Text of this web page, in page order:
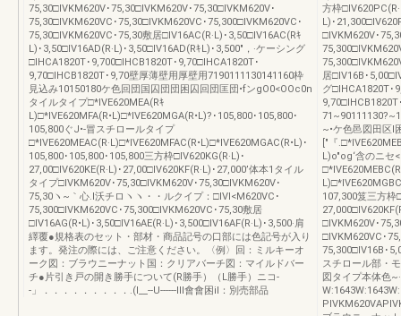
75,30□IVKM620V･75,30□IVKM620V･75,30□IVKM620V･
75,30□IVKM620VC･75,30□IVKM620VC･75,300□IVKM620VC･
75,30□IVKM620VC･75,30敷居□IV16AC(R·L)･3,50□IV16AC(Rｷ
L)･3,50□IV16AD(R·L)･3,50□IV16AD(RｷL)･3,500"，·ケーシング
□IHCA1820T･9,700□IHCB1820T･9,70□IHCA1820T･
9,70□IHCB1820T･9,70壁厚薄壁用厚壁用7190111130141160枠
見込み10150180ケ色回団国囚団団困囚回団匡団•fンgO0<OOc0n
タイルタイプ□*IVE620MEA(Rｷ
L)□*IVE620MFA(R•L)□*IVE620MGA(R•L)?･105,800･105,800･
105,800ぐJ•-冒スチロールタイプ
□*IVE620MEAC(R·L)□*IVE620MFAC(R•L)□*IVE620MGAC(R•L)･
105,800･105,800･105,800三方枠□IV620KG(R·L)･
27,00□IV620KE(R·L)･27,00□IV620KF(R·L)･27,000’体本1タイル
タイプ□IVKM620V･75,30□IVKM620V･75,30□IVKM620V･
75,30ヽ~｀心.I沃チロヽヽ・・ルクイプ：□IVl<M620VC･
75,300□IVKM620VC･75,300□IVKM620VC･75,30敷居
□IV16AG(R•L)･3,50□IV16AE(R·L)･3,500□IV16AF(R·L)･3,500·肩
繹覆●規格表のセット・部材・商品記号の口部には色記号が入り
ます。発注の際には、ご注意ください。〈例〉回：ミルキーオ
ーク図：ブラウニーナット国：クリアバーチ図：マイルドバー
チ●片引き戸の開き勝手について(R勝手）（L勝手）ニコ-
-」．．．．．．．．．.(l__--U------lll會會困il：別売部品
方枠
L)･
□IVKM620V･
居□IV16B･
グ□IHCA1820T･
~•ケ色邑図田区l
["『
L)o"og‘含のニセ
107,300笈三方枠
□IVKM620V･
□IVKM620VC･
75,300□IV16B･
スチロール部・
図タイプ本体色